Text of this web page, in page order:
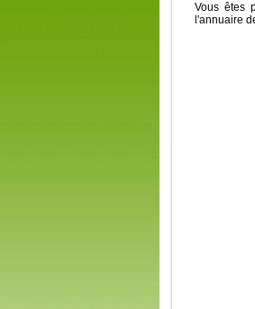
Vous êtes
l'annuaire